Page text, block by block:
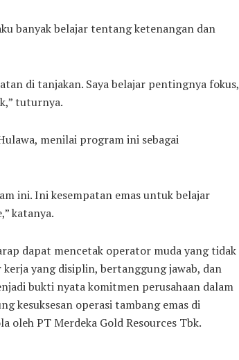
banyak belajar tentang ketenangan dan
di tanjakan. Saya belajar pentingnya fokus,
tuturnya.
menilai program ini sebagai
ini. Ini kesempatan emas untuk belajar
katanya.
dapat mencetak operator muda yang tidak
yang disiplin, bertanggung jawab, dan
bukti nyata komitmen perusahaan dalam
kesuksesan operasi tambang emas di
oleh PT Merdeka Gold Resources Tbk.